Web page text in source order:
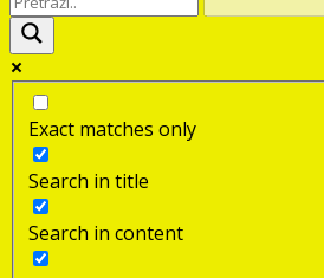
Exact matches only
Search in title
Search in content